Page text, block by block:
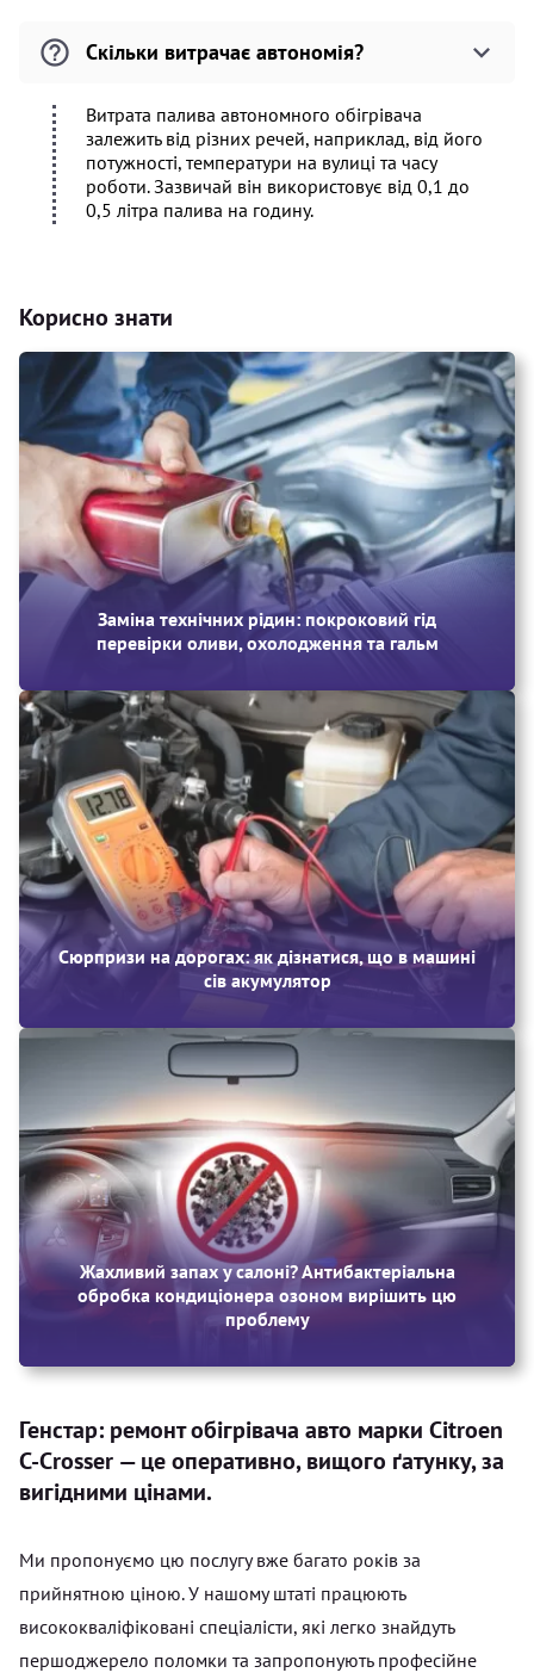
Скільки витрачає автономія?
Витрата палива автономного обігрівача
залежить від різних речей, наприклад, від його
потужності, температури на вулиці та часу
роботи. Зазвичай він використовує від 0,1 до
0,5 літра палива на годину.
Корисно знати
Заміна технічних рідин: покроковий гід
перевірки оливи, охолодження та гальм
Сюрпризи на дорогах: як дізнатися, що в машині
сів акумулятор
Жахливий запах у салоні? Антибактеріальна
обробка кондиціонера озоном вирішить цю
проблему
Генстар: ремонт обігрівача авто марки Citroen
C-Crosser — це оперативно, вищого ґатунку, за
вигідними цінами.
Ми пропонуємо цю послугу вже багато років за
прийнятною ціною. У нашому штаті працюють
висококваліфіковані спеціалісти, які легко знайдуть
першоджерело поломки та запропонують професійне